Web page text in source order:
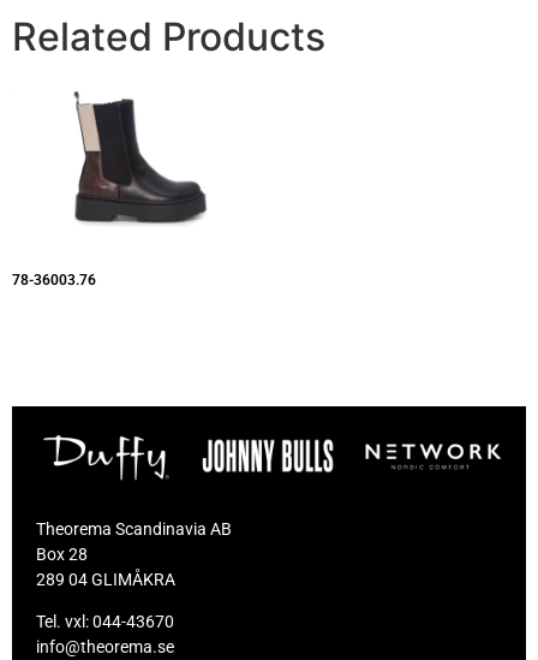
Related Products
78-36003.76
Theorema Scandinavia AB
Box 28
289 04 GLIMÅKRA
Tel. vxl:044-43670
info@theorema.se